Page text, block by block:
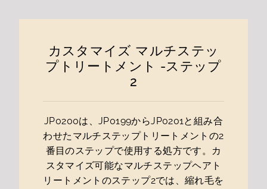
カスタマイズ マルチステッ
プトリートメント -ステップ
2
JP0200は、JP0199からJP0201と組み合
わせたマルチステップトリートメントの2
番目のステップで使用する処方です。カ
スタマイズ可能なマルチステップヘアト
リートメントのステップ2では、縮れ毛を